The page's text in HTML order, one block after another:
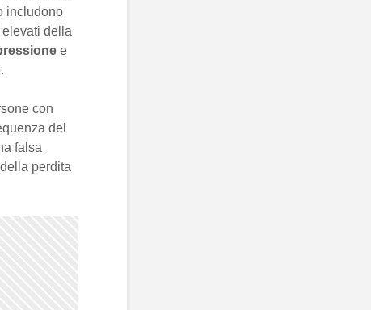
includono
della
e
con
del
falsa
perdita